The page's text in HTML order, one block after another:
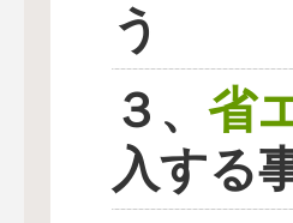
う
３、 省
入する